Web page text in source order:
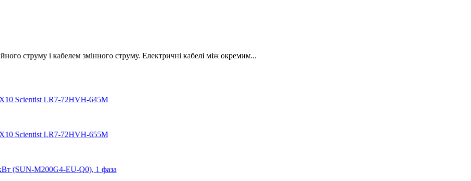
струму і кабелем змінного струму. Електричні кабелі між окремим...